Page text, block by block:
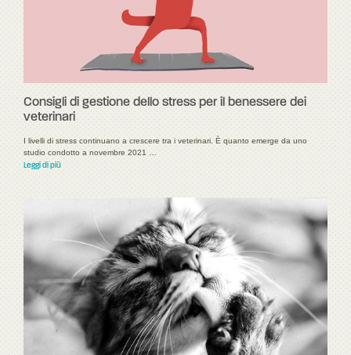
Consigli di gestione dello stress per il benessere dei
veterinari
I livelli di stress continuano a crescere tra i veterinari. È quanto emerge da uno
studio condotto a novembre 2021 …
Leggi di più